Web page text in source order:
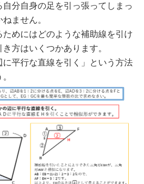
自分自身の足を引っ張ってしまっ
ません。
めにはどのような補助線を引け
方はいくつかあります。
に平行な直線を引く」という方法